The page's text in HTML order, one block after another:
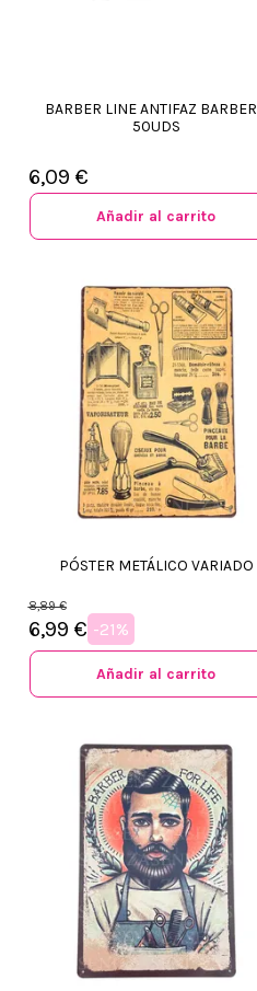
BARBER LINE ANTIFAZ
50UDS
6,09 €
Añadir al carrito
PÓSTER METÁLICO VARIADO
8,89 €
6,99 € -21%
Añadir al carrito